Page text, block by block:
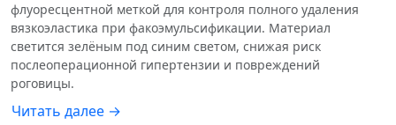
флуоресцентной меткой для контроля полного удаления
вязкоэластика при факоэмульсификации. Материал
светится зелёным под синим светом, снижая риск
послеоперационной гипертензии и повреждений
роговицы.
Читать далее →